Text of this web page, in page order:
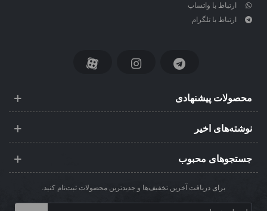
ارتباط با واتساپ
ارتباط با تلگرام
محصولات پیشنهادی
نوشته‌های اخیر
جستجوهای محبوب
برای دریافت آخرین تخفیف‌ها و جدیدترین محصولات ثبت‌نام کنید.